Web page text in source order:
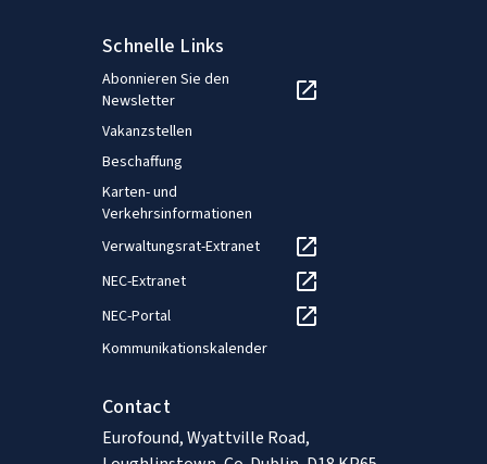
Schnelle Links
Abonnieren Sie den
Newsletter
Vakanzstellen
Beschaffung
Karten- und
Verkehrsinformationen
Verwaltungsrat-Extranet
NEC-Extranet
NEC-Portal
Kommunikationskalender
Contact
Eurofound, Wyattville Road,